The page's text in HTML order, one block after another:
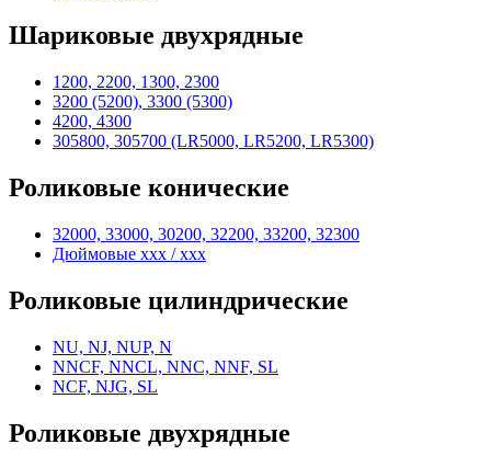
Шариковые двухрядные
1200, 2200, 1300, 2300
3200 (5200), 3300 (5300)
4200, 4300
305800, 305700 (LR5000, LR5200, LR5300)
Роликовые конические
32000, 33000, 30200, 32200, 33200, 32300
Дюймовые xxx / xxx
Роликовые цилиндрические
NU, NJ, NUP, N
NNCF, NNCL, NNC, NNF, SL
NCF, NJG, SL
Роликовые двухрядные